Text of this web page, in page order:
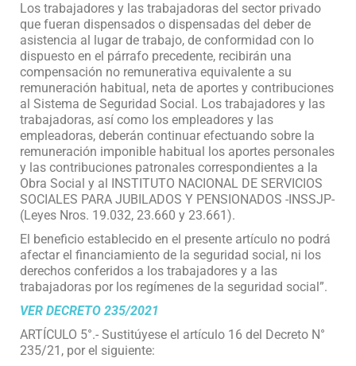
Los trabajadores y las trabajadoras del sector privado
que fueran dispensados o dispensadas del deber de
asistencia al lugar de trabajo, de conformidad con lo
dispuesto en el párrafo precedente, recibirán una
compensación no remunerativa equivalente a su
remuneración habitual, neta de aportes y contribuciones
al Sistema de Seguridad Social. Los trabajadores y las
trabajadoras, así como los empleadores y las
empleadoras, deberán continuar efectuando sobre la
remuneración imponible habitual los aportes personales
y las contribuciones patronales correspondientes a la
Obra Social y al INSTITUTO NACIONAL DE SERVICIOS
SOCIALES PARA JUBILADOS Y PENSIONADOS -INSSJP-
(Leyes Nros. 19.032, 23.660 y 23.661).
El beneficio establecido en el presente artículo no podrá
afectar el financiamiento de la seguridad social, ni los
derechos conferidos a los trabajadores y a las
trabajadoras por los regímenes de la seguridad social”.
VER DECRETO 235/2021
ARTÍCULO 5°.- Sustitúyese el artículo 16 del Decreto N°
235/21, por el siguiente: